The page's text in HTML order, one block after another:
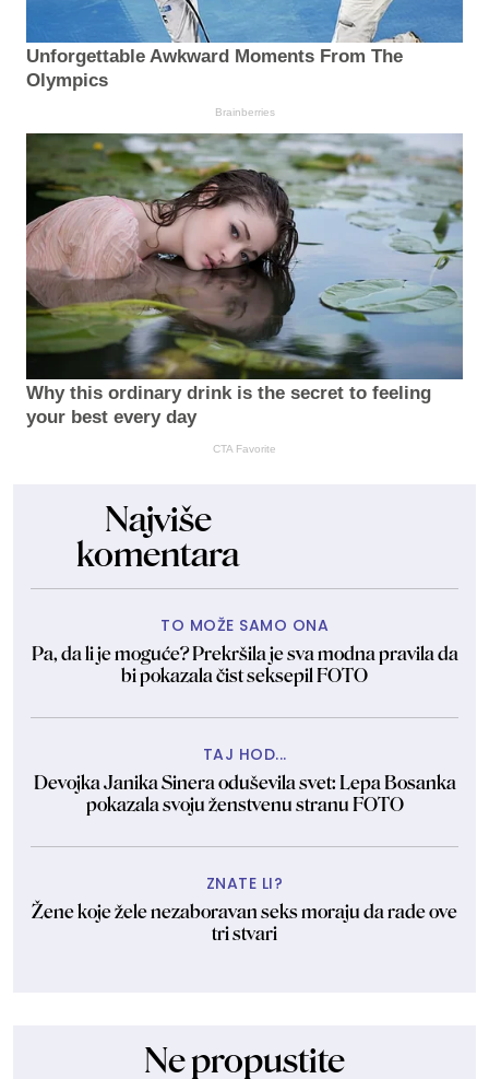
Unforgettable Awkward Moments From The
Olympics
Brainberries
Why this ordinary drink is the secret to feeling
your best every day
CTA Favorite
Najviše
komentara
TO MOŽE SAMO ONA
Pa, da li je moguće? Prekršila je sva modna pravila da
bi pokazala čist seksepil FOTO
TAJ HOD...
Devojka Janika Sinera oduševila svet: Lepa Bosanka
pokazala svoju ženstvenu stranu FOTO
ZNATE LI?
Žene koje žele nezaboravan seks moraju da rade ove
tri stvari
Ne propustite